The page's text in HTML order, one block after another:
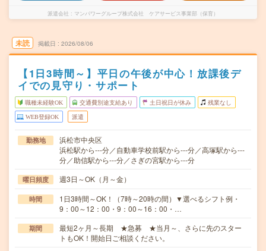
派遣会社 マンパワーグループ株式会社 ケアサービス事業部（保育）
未読 掲載日 2026/08/06
【1日3時間～】平日の午後が中心！放課後デ
イでの見守り・サポート
職種未経験OK 交通費別途支給あり 土日祝日が休み 残業なし
WEB登録OK 派遣
勤務地
浜松市中央区
浜松駅から---分／自動車学校前駅から---分／高塚駅から---
分／助信駅から---分／さぎの宮駅から---分
曜日頻度 週3日～OK（月～金）
時間
1日3時間～OK！（7時～20時の間）▼選べるシフト例・
9：00～12：00・9：00～16：00・…
期間
最短2ヶ月～長期 ★急募 ★当月～、さらに先のスター
トもOK！開始日ご相談ください。